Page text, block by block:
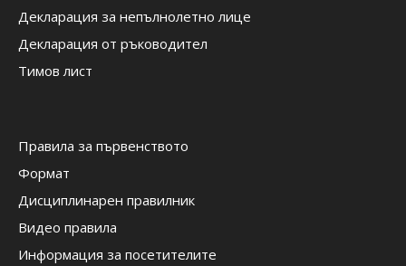
Декларация за непълнолетно лице
Декларация от ръководител
Тимов лист
Правила за първенството
Формат
Дисциплинарен правилник
Видео правила
Информация за посетителите